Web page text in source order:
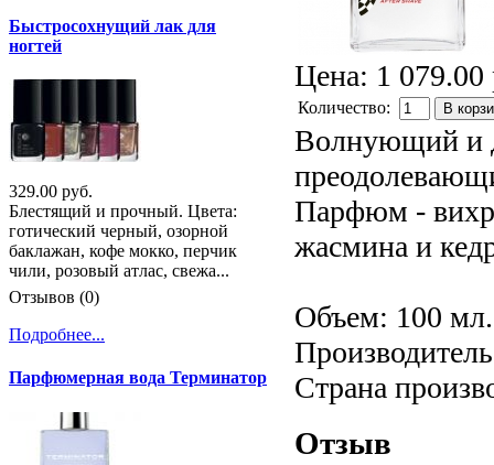
Цена: 1 079.00
Количество: В
Волнующий и
Парфюм -
жасмина и
Объем: 100 мл.
Страна
Отзыв
Быстросохнущий лак для
ногтей
329.00 руб.
Блестящий и прочный. Цвета:
готический черный, озорной
баклажан, кофе мокко, перчик
чили, розовый атлас, свежа...
Отзывов (0)
Подробнее...
Парфюмерная вода Терминатор